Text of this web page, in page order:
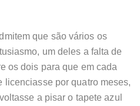
que são vários os
um deles a falta de
os dois para que em cada
licenciasse por quatro meses,
a pisar o tapete azul